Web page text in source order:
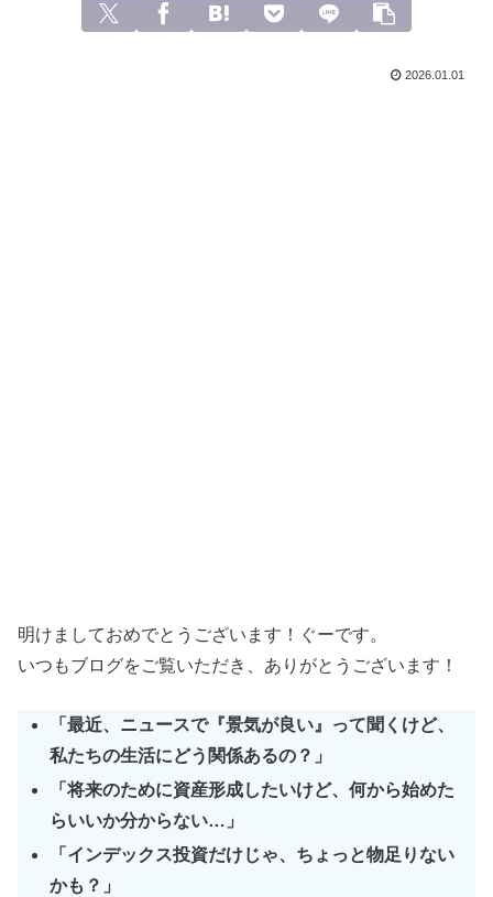
2026.01.01
明けましておめでとうございます！ぐーです。
いつもブログをご覧いただき、ありがとうございます！
「最近、ニュースで『景気が良い』って聞くけど、
私たちの生活にどう関係あるの？」
「将来のために資産形成したいけど、何から始めた
らいいか分からない…」
「インデックス投資だけじゃ、ちょっと物足りない
かも？」